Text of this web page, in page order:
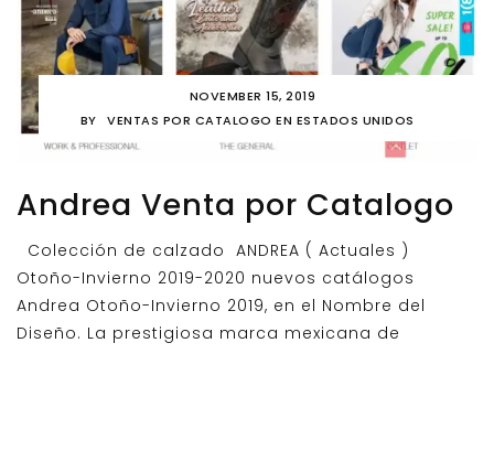
NOVEMBER 15, 2019
BY
VENTAS POR CATALOGO EN ESTADOS UNIDOS
Andrea Venta por Catalogo
Colección de calzado ANDREA ( Actuales )
Otoño-Invierno 2019-2020 nuevos catálogos
Andrea Otoño-Invierno 2019, en el Nombre del
Diseño. La prestigiosa marca mexicana de